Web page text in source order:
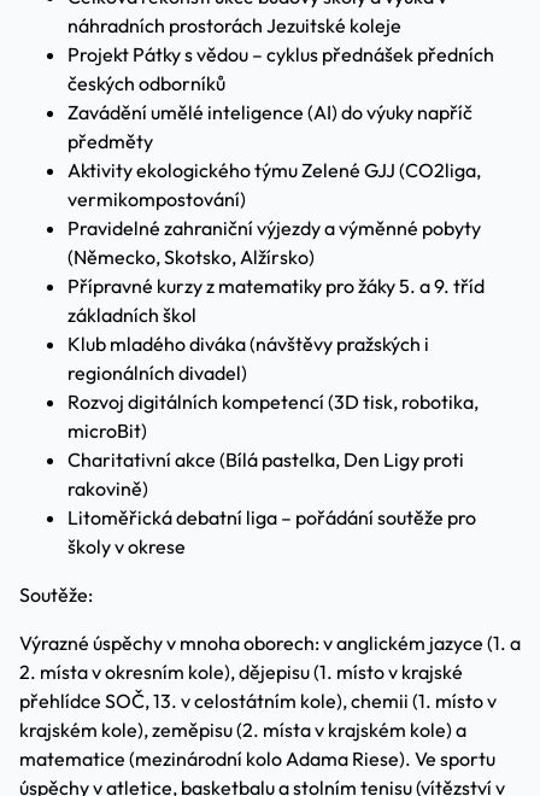
náhradních prostorách Jezuitské koleje
Projekt Pátky s vědou – cyklus přednášek předních
českých odborníků
Zavádění umělé inteligence (AI) do výuky napříč
předměty
Aktivity ekologického týmu Zelené GJJ (CO2liga,
vermikompostování)
Pravidelné zahraniční výjezdy a výměnné pobyty
(Německo, Skotsko, Alžírsko)
Přípravné kurzy z matematiky pro žáky 5. a 9. tříd
základních škol
Klub mladého diváka (návštěvy pražských i
regionálních divadel)
Rozvoj digitálních kompetencí (3D tisk, robotika,
microBit)
Charitativní akce (Bílá pastelka, Den Ligy proti
rakovině)
Litoměřická debatní liga – pořádání soutěže pro
školy v okrese
Soutěže:
Výrazné úspěchy v mnoha oborech: v anglickém jazyce (1. a
2. místa v okresním kole), dějepisu (1. místo v krajské
přehlídce SOČ, 13. v celostátním kole), chemii (1. místo v
krajském kole), zeměpisu (2. místa v krajském kole) a
matematice (mezinárodní kolo Adama Riese). Ve sportu
úspěchy v atletice, basketbalu a stolním tenisu (vítězství v